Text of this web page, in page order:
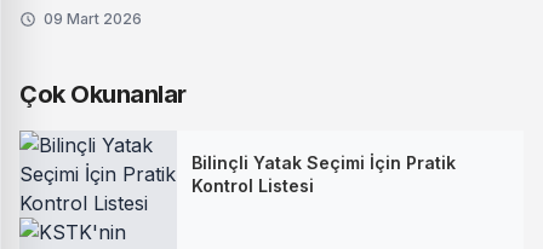
09 Mart 2026
Çok Okunanlar
Bilinçli Yatak Seçimi İçin Pratik
Kontrol Listesi